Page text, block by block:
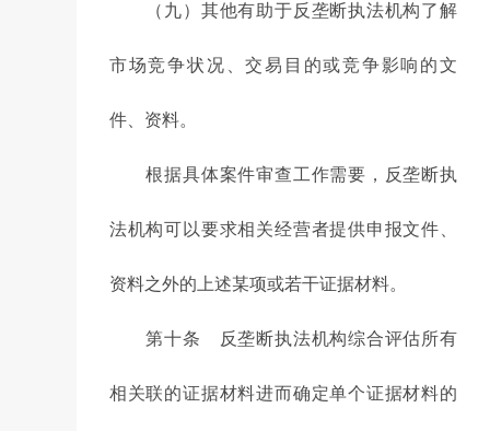
（九）其他有助于反垄断执法机构了解
市场竞争状况、交易目的或竞争影响的文
件、资料。
根据具体案件审查工作需要，反垄断执
法机构可以要求相关经营者提供申报文件、
资料之外的上述某项或若干证据材料。
第十条 反垄断执法机构综合评估所有
相关联的证据材料进而确定单个证据材料的